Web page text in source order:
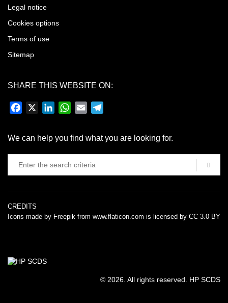
Legal notice
Cookies options
Terms of use
Sitemap
SHARE THIS WEBSITE ON:
Facebook LinkedInWhatsApp
Email
We can help you find what you are looking for.
CREDITS
Icons made by Freepik from www.flaticon.com is licensed by CC 3.0 BY
© 2026. All rights reserved. HP SCDS